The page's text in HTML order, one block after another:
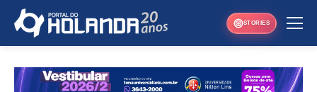
STORIES